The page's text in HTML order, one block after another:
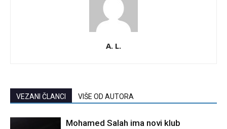
A. L.
VEZANI ČLANCI VIŠE OD AUTORA
Mohamed Salah ima novi klub